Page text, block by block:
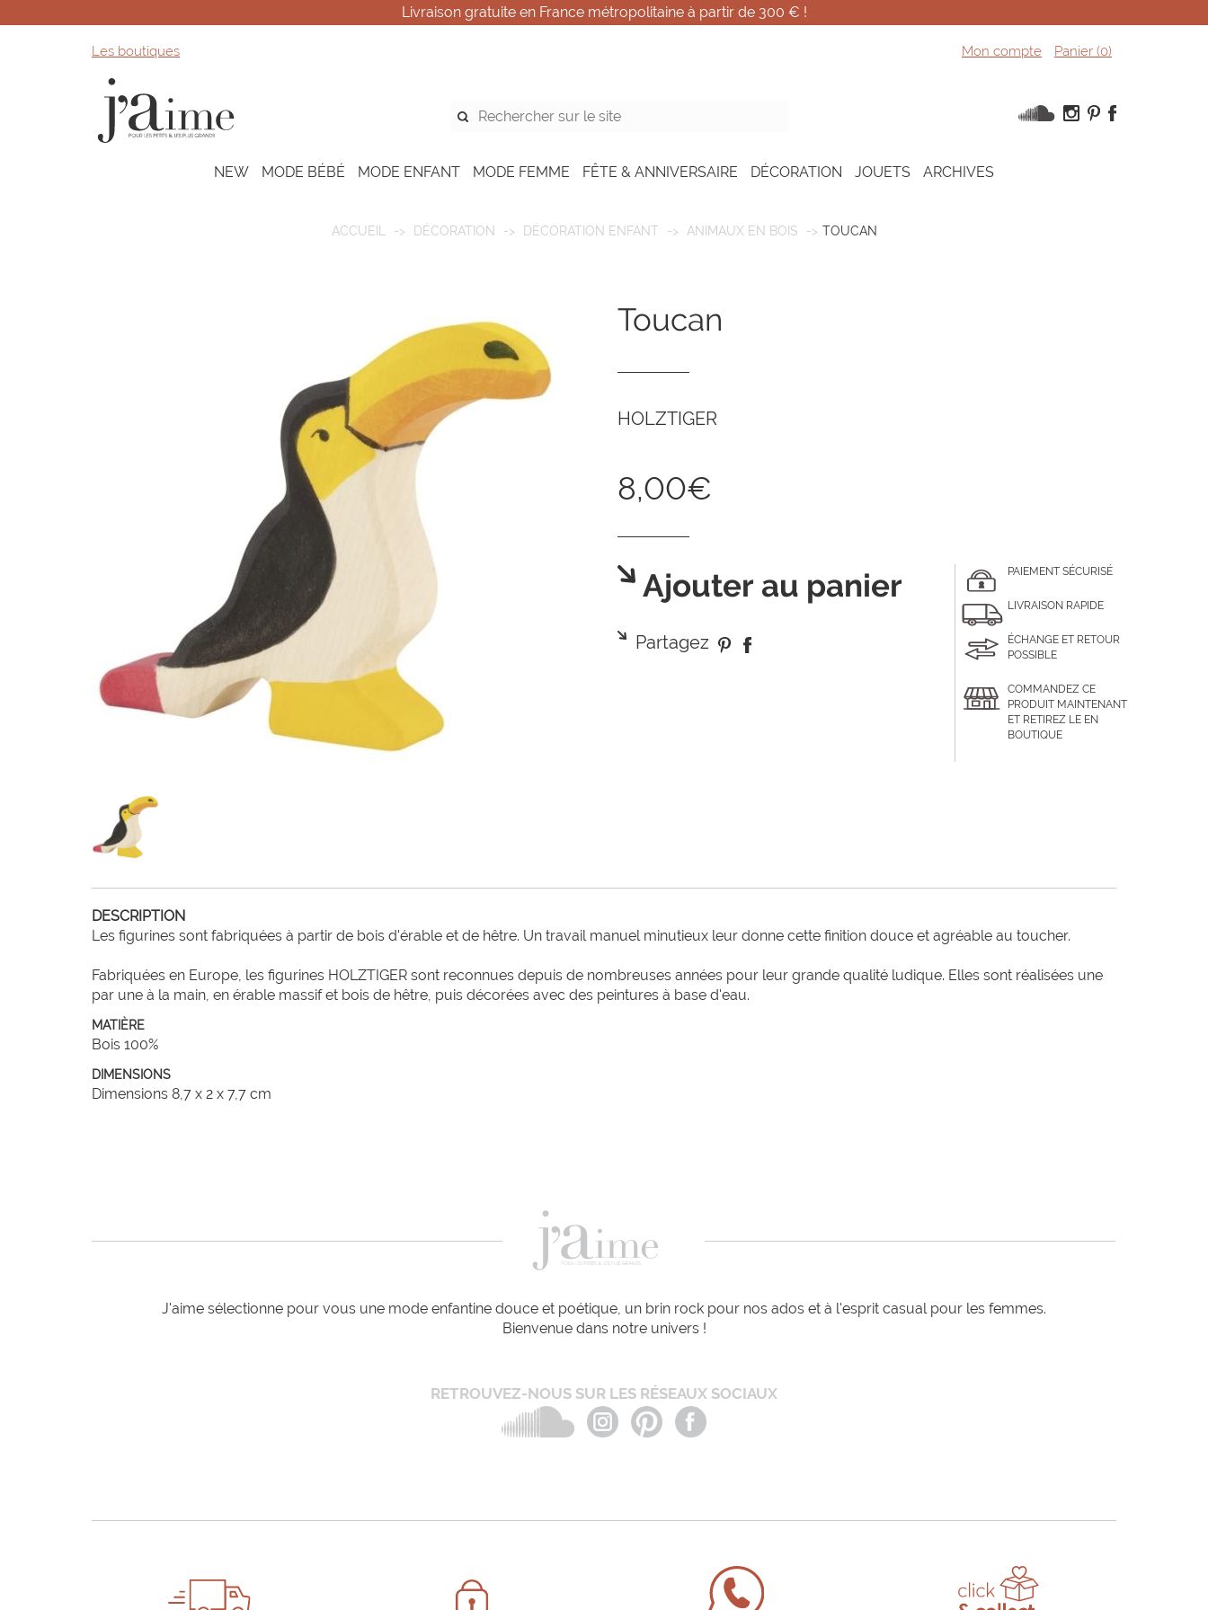
Livraison gratuite en France métropolitaine à partir de 300 € !
Les boutiques Mon compte Panier (0)
NEW MODE BÉBÉ MODE ENFANT MODE FEMME FÊTE & ANNIVERSAIRE DÉCORATION JOUETS ARCHIVES
ACCUEIL DÉCORATION DÉCORATION ENFANT ANIMAUX EN BOIS TOUCAN
toucan
HOLZTIGER
8,00€
Ajouter au panier
Partagez
PAIEMENT SÉCURISÉ
LIVRAISON RAPIDE
ÉCHANGE ET RETOUR
POSSIBLE
COMMANDEZ CE
PRODUIT MAINTENANT
ET RETIREZ LE EN
BOUTIQUE
DESCRIPTION
Les figurines sont fabriquées à partir de bois d'érable et de hêtre. Un travail manuel minutieux leur donne cette finition douce et agréable au toucher.
Fabriquées en Europe, les figurines HOLZTIGER sont reconnues depuis de nombreuses années pour leur grande qualité ludique. Elles sont réalisées une
par une à la main, en érable massif et bois de hêtre, puis décorées avec des peintures à base d'eau.
MATIÈRE
Bois 100%
DIMENSIONS
Dimensions 8,7 x 2 x 7,7 cm
J'aime sélectionne pour vous une mode enfantine douce et poétique, un brin rock pour nos ados et à l'esprit casual pour les femmes.
Bienvenue dans notre univers !
RETROUVEZ-NOUS SUR LES RÉSEAUX SOCIAUX